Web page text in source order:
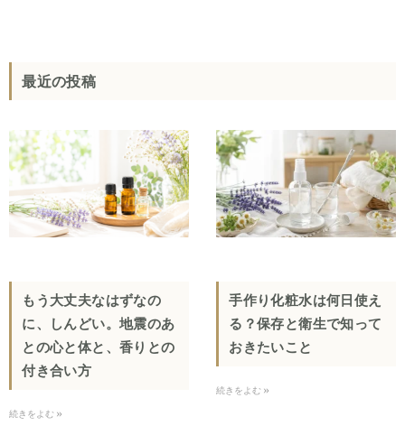
最近の投稿
もう大丈夫なはずなの
に、しんどい。地震のあ
との心と体と、香りとの
付き合い方
続きをよむ »
手作り化粧水は何日使え
る？保存と衛生で知って
おきたいこと
続きをよむ »